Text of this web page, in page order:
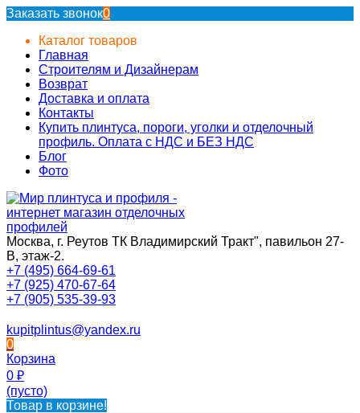
Заказать звонок0
Каталог товаров
Главная
Строителям и Дизайнерам
Возврат
Доставка и оплата
Контакты
Купить плинтуса, пороги, уголки и отделочный
профиль. Оплата с НДС и БЕЗ НДС
Блог
Фото
Москва, г. Реутов ТК Владимирский Тракт", павильон 27-
В, этаж-2.
+7 (495) 664-69-61
+7 (925) 470-67-64
+7 (905) 535-39-93
kupitplintus@yandex.ru
0
Корзина
0 ₽
(пусто)
Товар в корзине!